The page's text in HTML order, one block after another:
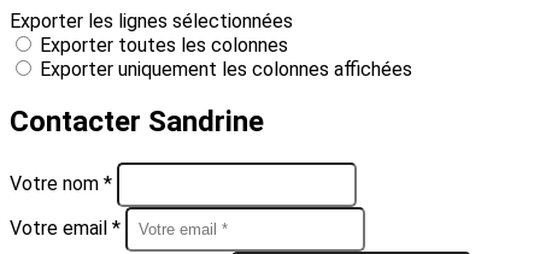
Exporter les lignes sélectionnées
Exporter toutes les colonnes
Exporter uniquement les colonnes affichées
Contacter Sandrine
Votre nom *
Votre email *